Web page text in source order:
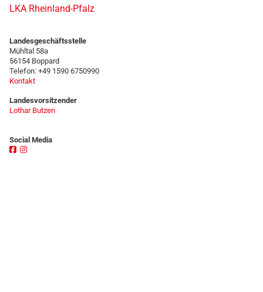
LKA Rheinland-Pfalz
Landesgeschäftsstelle
Mühltal 58a
56154 Boppard
Telefon: +49 1590 6750990
Kontakt
Landesvorsitzender
Lothar Butzen
Social Media